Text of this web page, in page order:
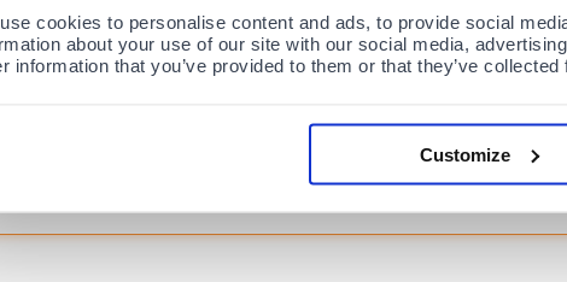
cookies to personalise content and ads, to provide social
about your use of our site with our social media,
information that you’ve provided to them or that they’ve
Customize
ontworpen door vooraanstaande Podologen en therapeuten om
hele dure op maat gemaakte zolen voor nodig zijn. Met tientallen jaren
van deze inlegzolen en zijn de zolen een oplossing voor veel
dan ook door vele specialisten al jaren geroemd en gezien als de beste
kwaliteit en de beste prijs/kwaliteits verhouding. De hele lijn van
en zijn al jaren een bestseller in Europa.